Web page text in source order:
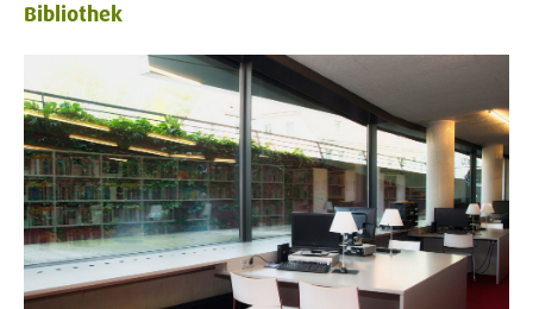
Bibliothek